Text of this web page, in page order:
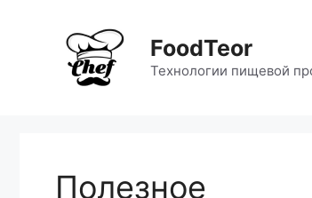
содержимому
FoodTeor
Технологии пищевой
Полезное